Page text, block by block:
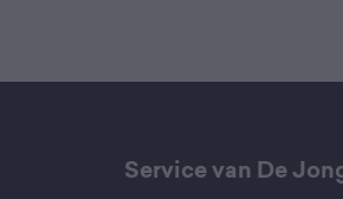
Service van De